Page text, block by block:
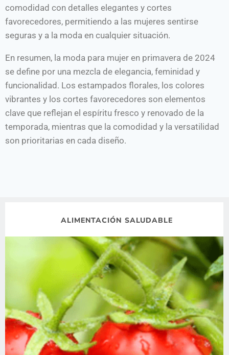
comodidad con detalles elegantes y cortes
favorecedores, permitiendo a las mujeres sentirse
seguras y a la moda en cualquier situación.
En resumen, la moda para mujer en primavera de 2024
se define por una mezcla de elegancia, feminidad y
funcionalidad. Los estampados florales, los colores
vibrantes y los cortes favorecedores son elementos
clave que reflejan el espíritu fresco y renovado de la
temporada, mientras que la comodidad y la versatilidad
son prioritarias en cada diseño.
ALIMENTACIÓN SALUDABLE